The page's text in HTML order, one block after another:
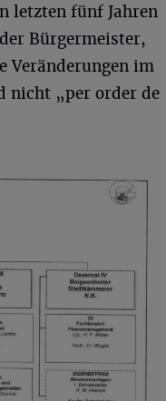
letzten fünf Jahren
Bürgermeister,
Veränderungen im
nicht „per order de